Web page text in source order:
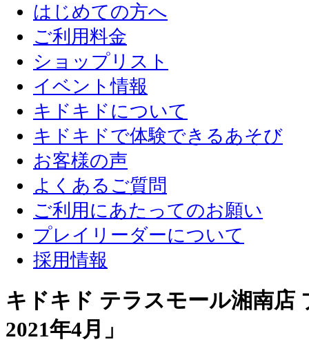
はじめての方へ
ご利用料金
ショップリスト
イベント情報
キドキドについて
キドキドで体験できるあそび
お客様の声
よくあるご質問
ご利用にあたってのお願い
プレイリーダーについて
採用情報
キドキド テラスモール湘南
2021年4月 」